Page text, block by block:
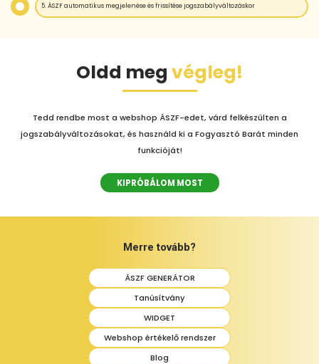
5. ÁSZF automatikus megjelenése és frissítése jogszabályváltozáskor
Oldd meg végleg!
Tedd rendbe most a webshop ÁSZF-edet, várd felkészülten a
jogszabályváltozásokat, és használd ki a Fogyasztó Barát minden
funkcióját!
KIPRÓBÁLOM MOST
Merre tovább?
ÁSZF GENERÁTOR
Tanúsítvány
WIDGET
Webshop értékelő rendszer
Blog